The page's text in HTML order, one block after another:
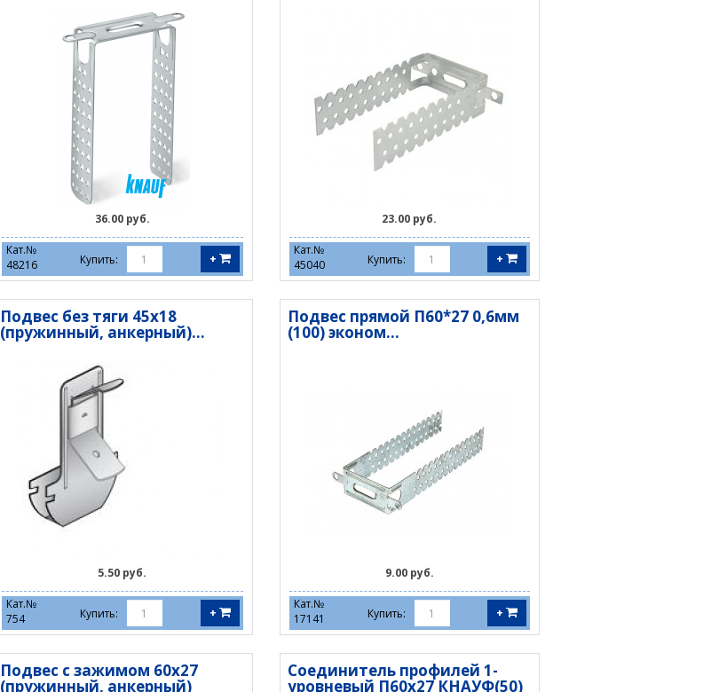
36.00 руб.
Кат.№
48216
Купить: +
23.00 руб.
Кат.№
45040
Купить: +
Подвес без тяги 45х18
(пружинный, анкерный)...
5.50 руб.
Кат.№
754
Купить: +
Подвес прямой П60*27 0,6мм
(100) эконом...
9.00 руб.
Кат.№
17141
Купить: +
Подвес с зажимом 60х27
(пружинный, анкерный)
Соединитель профилей 1-
уровневый П60х27 КНАУФ(50)